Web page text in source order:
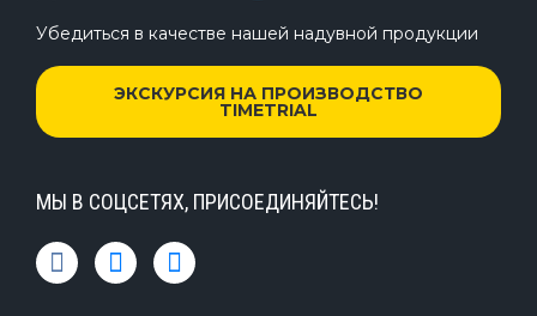
Убедиться в качестве нашей надувной продукции
ЭКСКУРСИЯ НА ПРОИЗВОДСТВО
TIMETRIAL
МЫ В СОЦСЕТЯХ, ПРИСОЕДИНЯЙТЕСЬ!